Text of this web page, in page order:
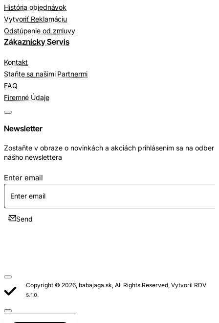
História objednávok
Vytvoriť Reklamáciu
Odstúpenie od zmluvy
Zákaznícky Servis
Kontakt
Staňte sa našimi Partnermi
FAQ
Firemné Údaje
Newsletter
Zostaňte v obraze o novinkách a akciách prihlásením sa na odber
nášho newslettera
Enter email
Send
Copyright © 2026, babajaga.sk, All Rights Reserved, Vytvoril RDV
s.r.o.